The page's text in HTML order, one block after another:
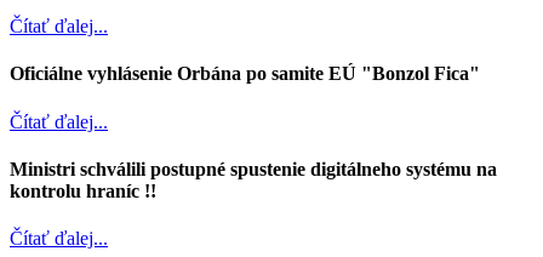
Čítať ďalej...
Oficiálne vyhlásenie Orbána po samite EÚ "Bonzol Fica"
Čítať ďalej...
Ministri schválili postupné spustenie digitálneho systému na
kontrolu hraníc !!
Čítať ďalej...